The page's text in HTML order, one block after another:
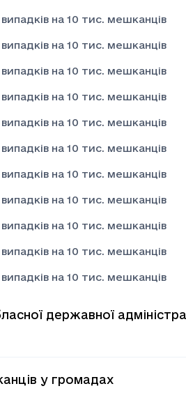
випадків на 10 тис. мешканців
випадків на 10 тис. мешканців
випадків на 10 тис. мешканців
випадків на 10 тис. мешканців
випадків на 10 тис. мешканців
випадків на 10 тис. мешканців
випадків на 10 тис. мешканців
випадків на 10 тис. мешканців
випадків на 10 тис. мешканців
випадків на 10 тис. мешканців
випадків на 10 тис. мешканців
державної
у громадах